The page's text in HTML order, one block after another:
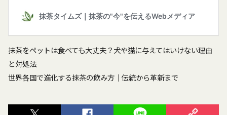
抹茶をペットは食べても大丈夫？犬や猫に与えてはいけない理由
と対処法
世界各国で進化する抹茶の飲み方｜伝統から革新まで